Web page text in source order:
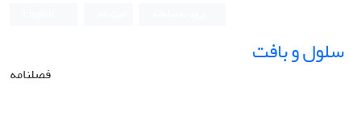
سلول و بافت
فصلنامه